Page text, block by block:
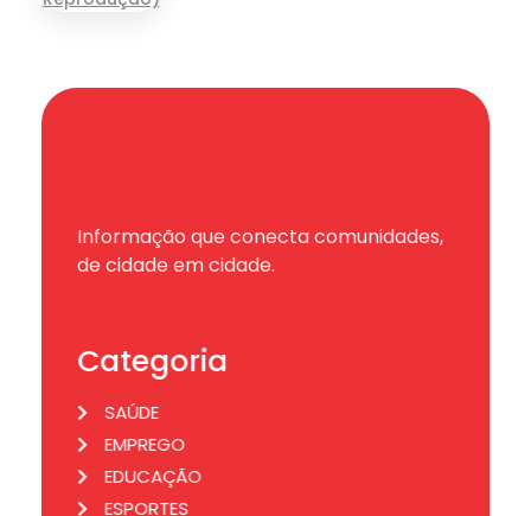
Informação que conecta comunidades,
de cidade em cidade.
Categoria
SAÚDE
EMPREGO
EDUCAÇÃO
ESPORTES